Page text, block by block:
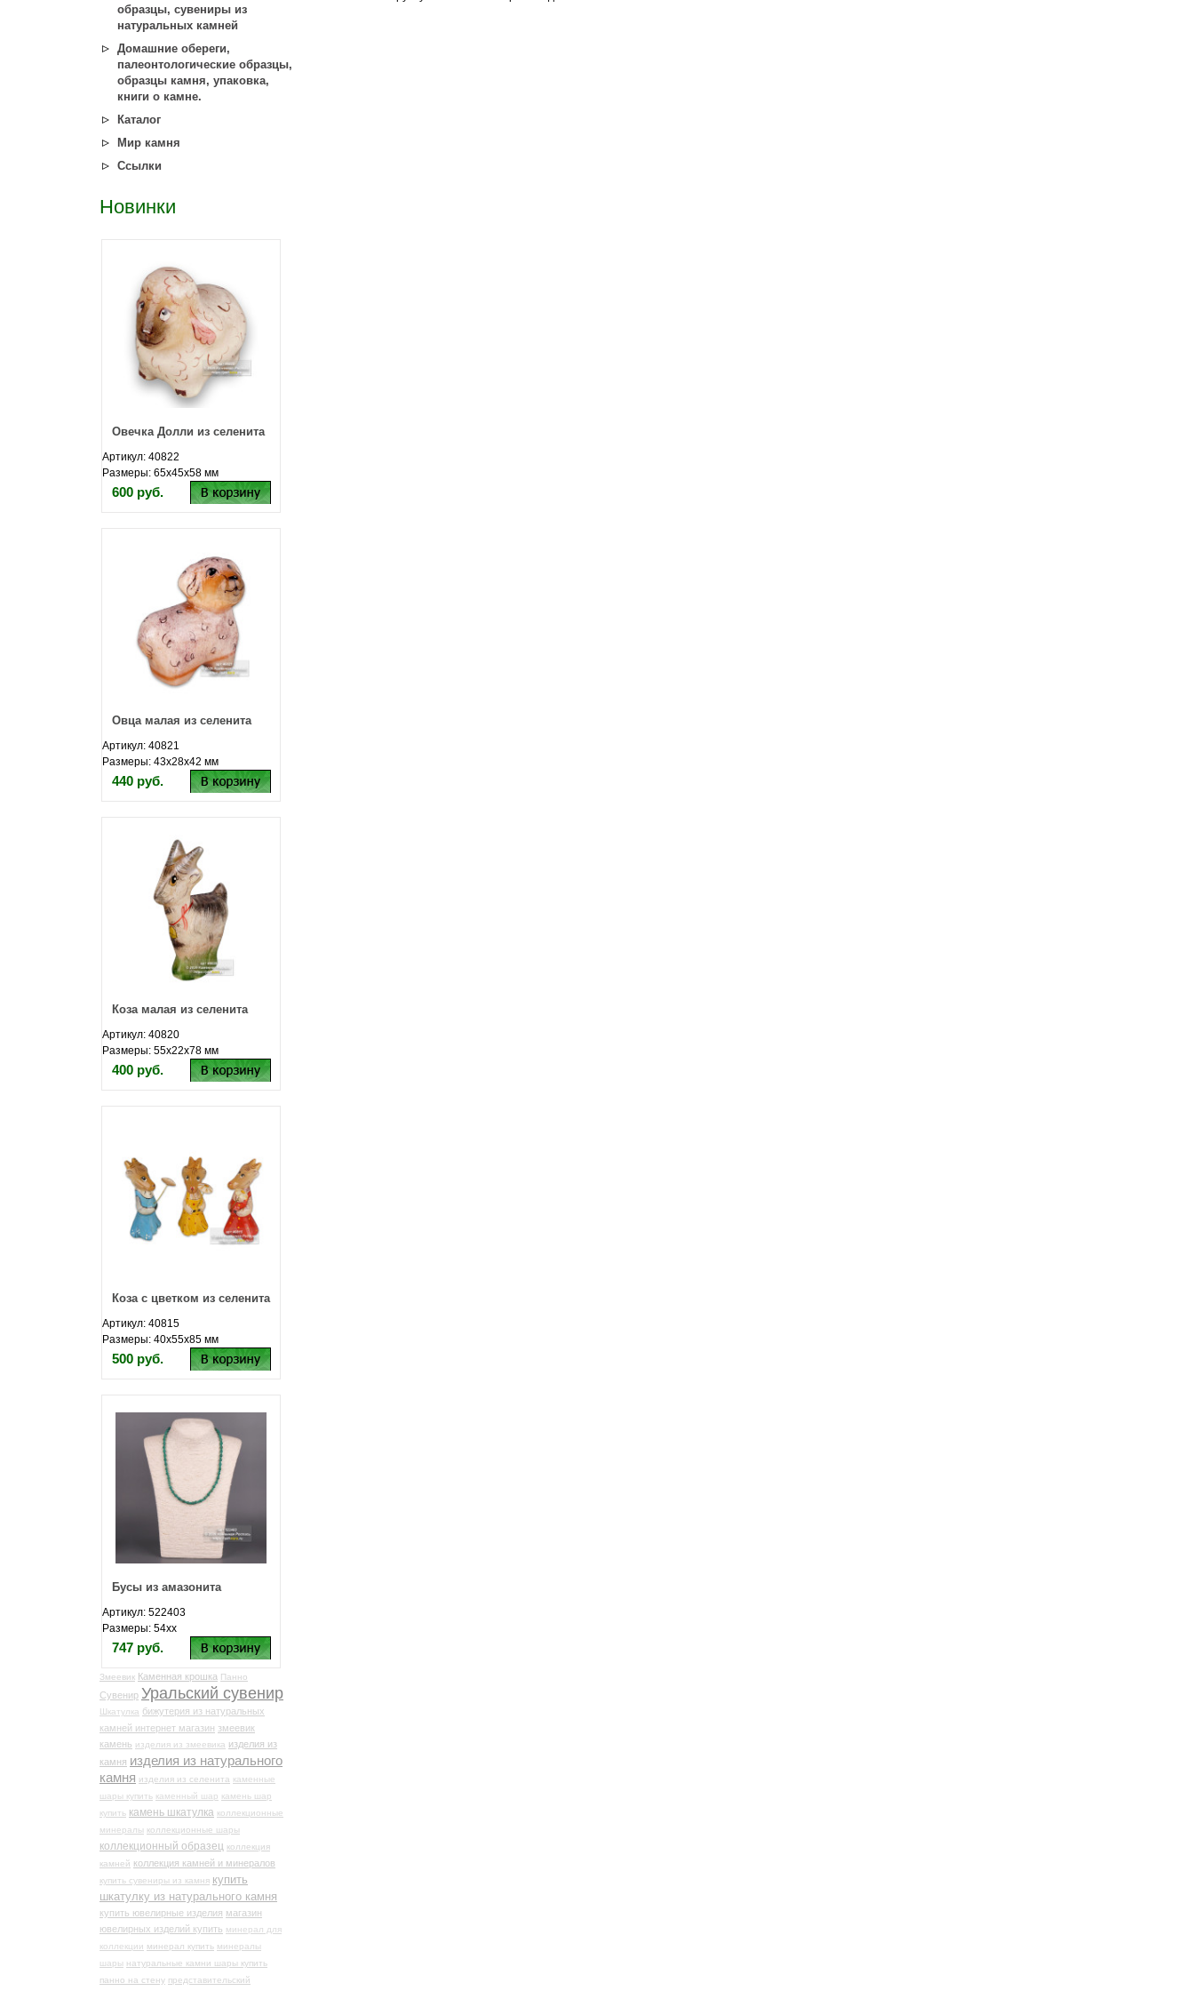
образцы, сувениры из
натуральных камней
Домашние обереги,
палеонтологические образцы,
образцы камня, упаковка,
книги о камне.
Каталог
Мир камня
Ссылки
Новинки
Овечка Долли из селенита
Артикул: 40822
Размеры: 65х45х58 мм
600 руб.
Овца малая из селенита
Артикул: 40821
Размеры: 43х28х42 мм
440 руб.
Коза малая из селенита
Артикул: 40820
Размеры: 55х22х78 мм
400 руб.
Коза с цветком из селенита
Артикул: 40815
Размеры: 40х55х85 мм
500 руб.
Бусы из амазонита
Артикул: 522403
Размеры: 54хх
747 руб.
Змеевик Каменная крошка Панно
Сувенир Уральский сувенир
Шкатулка бижутерия из натуральных
камней интернет магазин змеевик
камень изделия из змеевика изделия из
камня изделия из натурального
камня изделия из селенита каменные
шары купить каменный шар камень шар
купить камень шкатулка коллекционные
минералы коллекционные шары
коллекционный образец коллекция
камней коллекция камней и минералов
купить сувениры из камня купить
шкатулку из натурального камня
купить ювелирные изделия магазин
ювелирных изделий купить минерал для
коллекции минерал купить минералы
шары натуральные камни шары купить
панно на стену представительский